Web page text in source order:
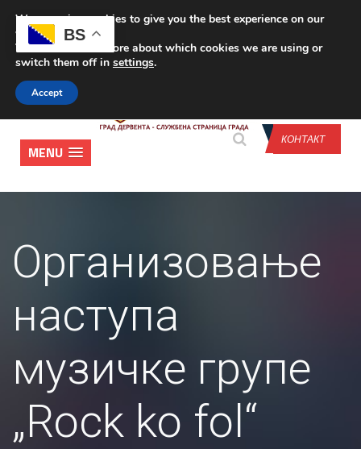
CONTACT US
КОНТАКТ
MENU
Организовање
наступа
музичке групе
„Rock ko fol“
BS
We are using cookies to give you the best experience on our
website.
You can find out more about which cookies we are using or
switch them off in settings.
Accept